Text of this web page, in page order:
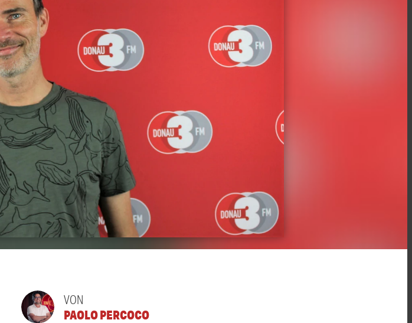
VON
PAOLO PERCOCO